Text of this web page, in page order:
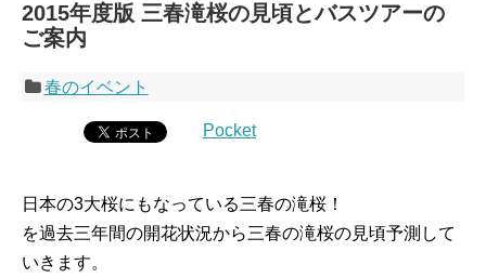
2015年度版 三春滝桜の見頃とバスツアーの
ご案内
春のイベント
Pocket
日本の3大桜にもなっている三春の滝桜！
を過去三年間の開花状況から三春の滝桜の見頃予測して
いきます。